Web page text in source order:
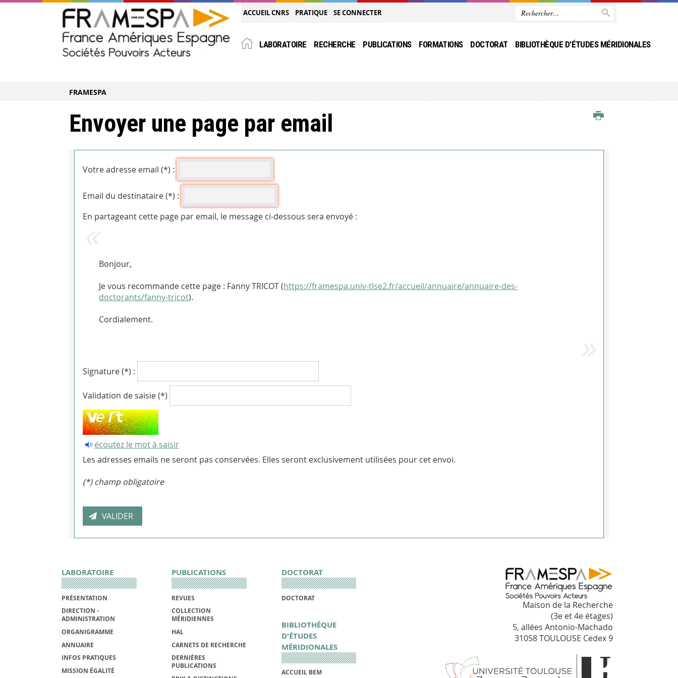
ACCUEIL CNRS PRATIQUE SE CONNECTER
LABORATOIRE RECHERCHE PUBLICATIONS FORMATIONS DOCTORAT BIBLIOTHÈQUE D'ÉTUDES MÉRIDIONALES
FRAMESPA
Envoyer une page par email
Votre adresse email (*) :
Email du destinataire (*) :
En partageant cette page par email, le message ci-dessous sera envoyé :
Bonjour,
Je vous recommande cette page : Fanny TRICOT (https://framespa.univ-tlse2.fr/accueil/annuaire/annuaire-des-
doctorants/fanny-tricot).
Cordialement.
Signature (*) :
Validation de saisie (*)
écoutez le mot à saisir
Les adresses emails ne seront pas conservées. Elles seront exclusivement utilisées pour cet envoi.
(*) champ obligatoire
LABORATOIRE
PRÉSENTATION
DIRECTION -
ADMINISTRATION
ORGANIGRAMME
ANNUAIRE
INFOS PRATIQUES
MISSION ÉGALITÉ
PUBLICATIONS
REVUES
COLLECTION
MÉRIDIENNES
HAL
CARNETS DE RECHERCHE
DERNIÈRES
PUBLICATIONS
DOCTORAT
DOCTORAT
BIBLIOTHÈQUE
D'ÉTUDES
MÉRIDIONALES
ACCUEIL BEM
Maison de la Recherche
(3e et 4e étages)
5, allées Antonio-Machado
31058 TOULOUSE Cedex 9